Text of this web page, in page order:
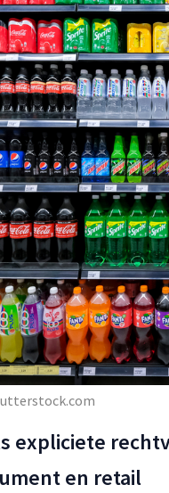
expliciete
en retail